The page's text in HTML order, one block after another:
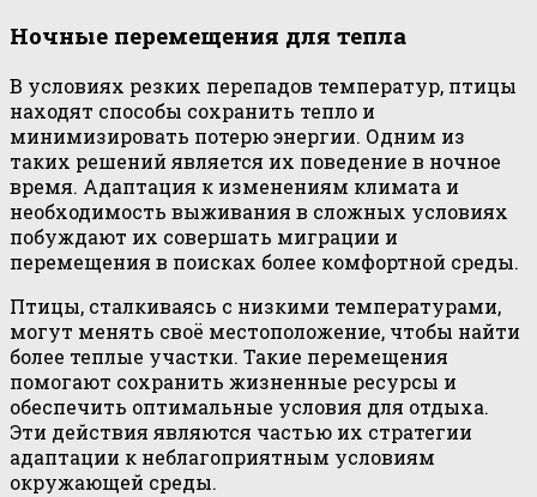
Ночные перемещения для тепла
В условиях резких перепадов температур, птицы
находят способы сохранить тепло и
минимизировать потерю энергии. Одним из
таких решений является их поведение в ночное
время. Адаптация к изменениям климата и
необходимость выживания в сложных условиях
побуждают их совершать миграции и
перемещения в поисках более комфортной среды.
Птицы, сталкиваясь с низкими температурами,
могут менять своё местоположение, чтобы найти
более теплые участки. Такие перемещения
помогают сохранить жизненные ресурсы и
обеспечить оптимальные условия для отдыха.
Эти действия являются частью их стратегии
адаптации к неблагоприятным условиям
окружающей среды.